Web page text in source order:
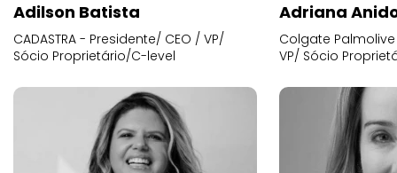
Adilson Batista
CADASTRA - Presidente/ CEO / VP/
Sócio Proprietário/C-level
Adriana
Colgate
VP/ Sócio